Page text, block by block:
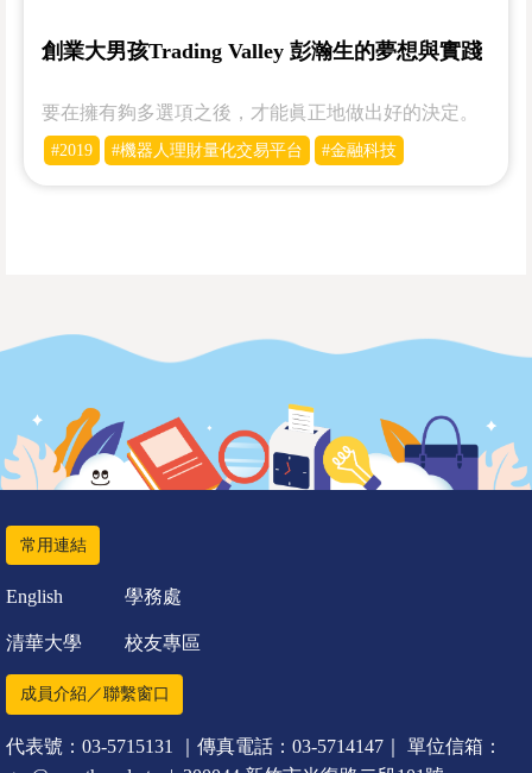
創業大男孩Trading Valley 彭瀚生的夢想與實踐
要在擁有夠多選項之後，才能眞正地做出好的決定。
#2019 #機器人理財量化交易平台 #金融科技
常用連結
English 學務處
清華大學 校友專區
成員介紹／聯繫窗口
代表號：03-5715131 ｜傳真電話：03-5714147｜ 單位信箱：